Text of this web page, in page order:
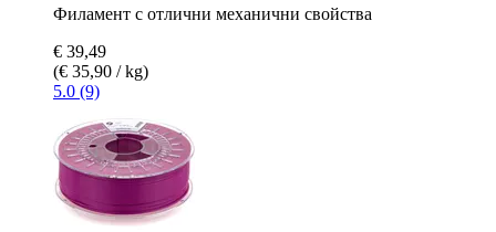
Филамент с отлични механични свойства
€ 39,49
(€ 35,90 / kg)
5.0 (9)